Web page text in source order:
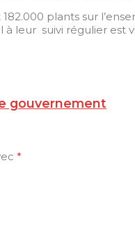
plants sur
à leur suivi régulier est
gouvernement
*